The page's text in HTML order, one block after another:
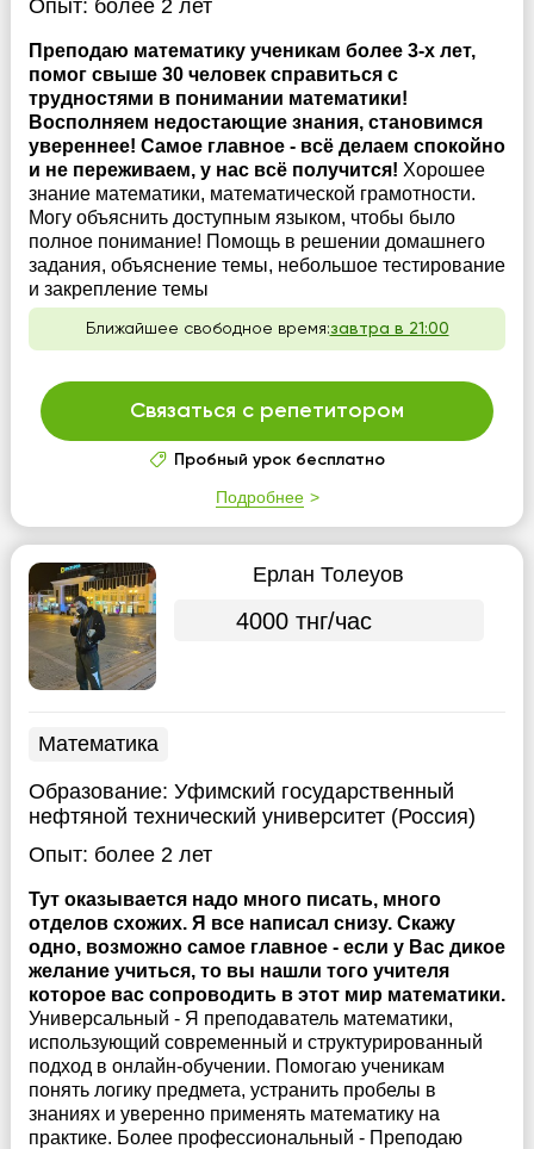
Опыт: более 2 лет
Преподаю математику ученикам более 3-х лет,
помог свыше 30 человек справиться с
трудностями в понимании математики!
Восполняем недостающие знания, становимся
увереннее! Самое главное - всё делаем спокойно
и не переживаем, у нас всё получится! Хорошее
знание математики, математической грамотности.
Могу объяснить доступным языком, чтобы было
полное понимание! Помощь в решении домашнего
задания, объяснение темы, небольшое тестирование
и закрепление темы
Ближайшее свободное время:завтра в 21:00
Связаться с репетитором
Пробный урок бесплатно
Подробнее
Ерлан Толеуов
4000 тнг/час
Математика
Образование: Уфимский государственный
нефтяной технический университет (Россия)
Опыт: более 2 лет
Тут оказывается надо много писать, много
отделов схожих. Я все написал снизу. Скажу
одно, возможно самое главное - если у Вас дикое
желание учиться, то вы нашли того учителя
которое вас сопроводить в этот мир математики.
Универсальный - Я преподаватель математики,
использующий современный и структурированный
подход в онлайн-обучении. Помогаю ученикам
понять логику предмета, устранить пробелы в
знаниях и уверенно применять математику на
практике. Более профессиональный - Преподаю